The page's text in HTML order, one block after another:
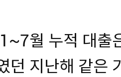
월 누적 대
던 지난해 같은